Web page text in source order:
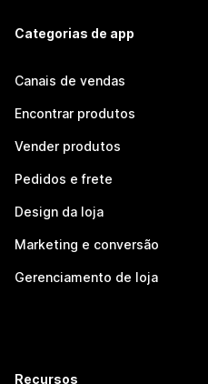
Categorias de app
Canais de vendas
Encontrar produtos
Vender produtos
Pedidos e frete
Design da loja
Marketing e conversão
Gerenciamento de loja
Recursos